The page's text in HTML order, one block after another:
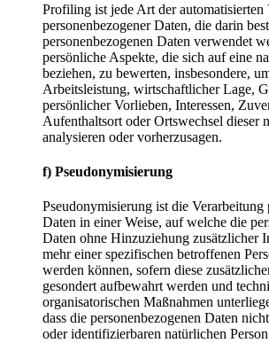
Profiling ist jede Art der automatisierten
personenbezogener Daten, die darin
personenbezogenen Daten verwendet
persönliche Aspekte, die sich auf eine
beziehen, zu bewerten, insbesondere,
Arbeitsleistung, wirtschaftlicher Lage,
persönlicher Vorlieben, Interessen,
Aufenthaltsort oder Ortswechsel dieser
analysieren oder vorherzusagen.
f) Pseudonymisierung
Pseudonymisierung ist die Verarbeitung
Daten in einer Weise, auf welche die
Daten ohne Hinzuziehung zusätzlicher
mehr einer spezifischen betroffenen
werden können, sofern diese
gesondert aufbewahrt werden und
organisatorischen Maßnahmen
dass die personenbezogenen Daten
oder identifizierbaren natürlichen